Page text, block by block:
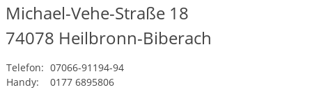
Michael-Vehe-Straße 18
74078 Heilbronn-Biberach
Telefon: 07066-91194-94
Handy:
0177 6895806